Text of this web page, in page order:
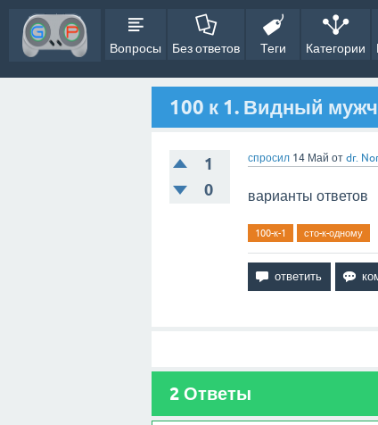
Вопросы Без ответов Теги Категории
100 к 1. Видный
1
0
спросил 14 Май от dr.
варианты ответов
100-к-1 сто-к-одному
2 Ответы